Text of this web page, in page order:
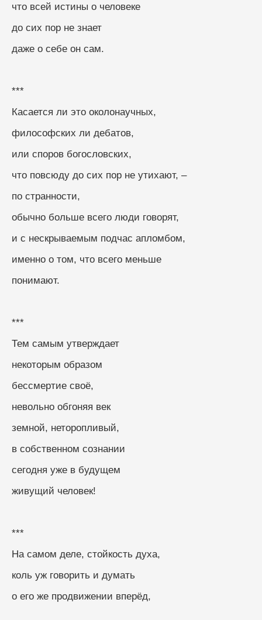
что всей истины о человеке
до сих пор не знает
даже о себе он сам.
***
Касается ли это околонаучных,
философских ли дебатов,
или споров богословских,
что повсюду до сих пор не утихают, –
по странности,
обычно больше всего люди говорят,
и с нескрываемым подчас апломбом,
именно о том, что всего меньше
понимают.
***
Тем самым утверждает
некоторым образом
бессмертие своё,
невольно обгоняя век
земной, неторопливый,
в собственном сознании
сегодня уже в будущем
живущий человек!
***
На самом деле, стойкость духа,
коль уж говорить и думать
о его же продвижении вперёд,